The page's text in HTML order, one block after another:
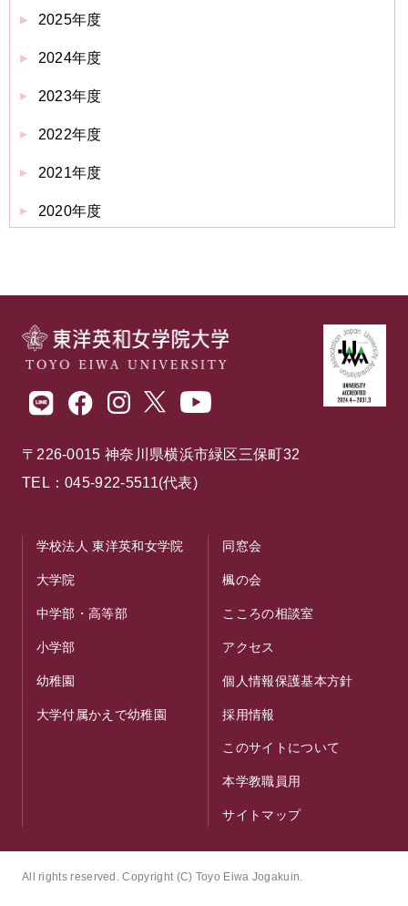
2025年度
2024年度
2023年度
2022年度
2021年度
2020年度
〒226-0015 神奈川県横浜市緑区三保町32
TEL：045-922-5511(代表)
学校法人 東洋英和女学院
大学院
中学部・高等部
小学部
幼稚園
大学付属かえで幼稚園
同窓会
楓の会
こころの相談室
アクセス
個人情報保護基本方針
採用情報
このサイトについて
本学教職員用
サイトマップ
All rights reserved. Copyright (C) Toyo Eiwa Jogakuin.